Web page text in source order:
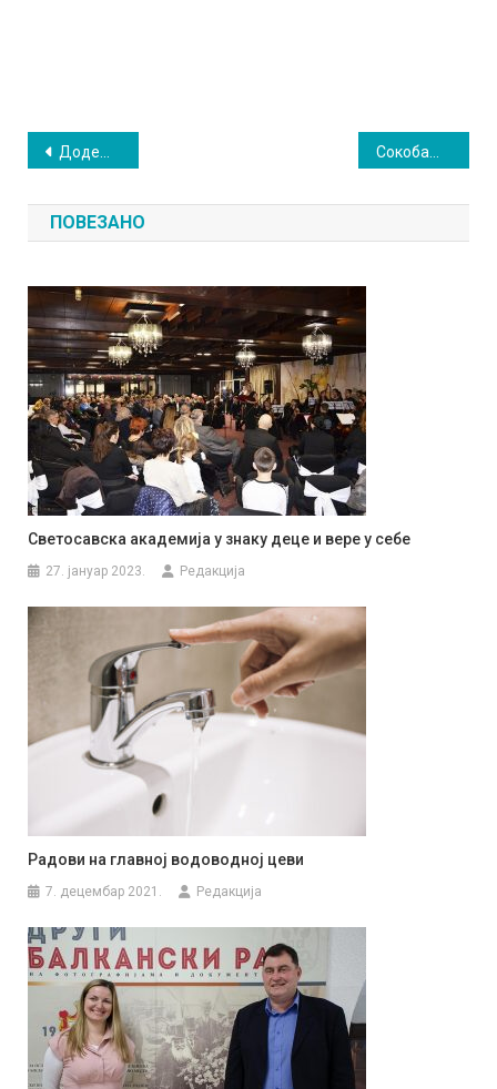
Кретање
чланка
Додељена признања у оквиру акције „Бирамо најбоље”
ПОВЕЗАНО
Светосавска академија у знаку деце и вере у себе
27. јануар 2023. Редакција
Радови на главној водоводној цеви
7. децембар 2021. Редакција